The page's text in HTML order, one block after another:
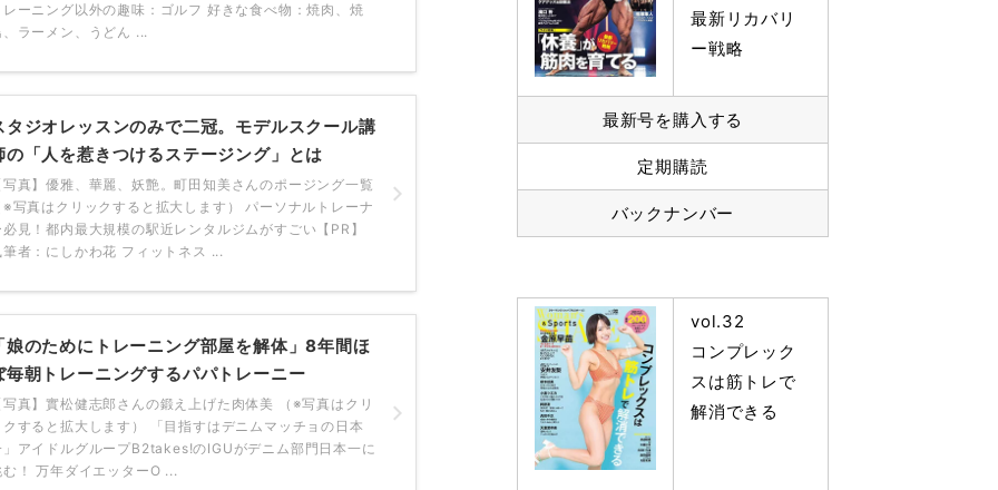
レーニング以外の趣味：ゴルフ 好きな食べ物：焼肉、焼
、ラーメン、うどん ...
タジオレッスンのみで二冠。モデルスクール講
の「人を惹きつけるステージング」とは
写真】優雅、華麗、妖艶。町田知美さんのポージング一覧
※写真はクリックすると拡大します） パーソナルトレーナ
必見！都内最大規模の駅近レンタルジムがすごい【PR】
筆者：にしかわ花 フィットネス ...
娘のためにトレーニング部屋を解体」8年間ほ
毎朝トレーニングするパパトレーニー
写真】實松健志郎さんの鍛え上げた肉体美 （※写真はクリ
クすると拡大します） 「目指すはデニムマッチョの日本
」アイドルグループB2takes!のIGUがデニム部門日本一に
む！ 万年ダイエッターO ...
最新リカバリ
ー戦略
最新号を購入する
定期購読
バックナンバー
vol.32
コンプレック
スは筋トレで
解消できる